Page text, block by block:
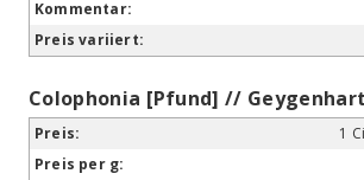
Colophonia [Pfund] //
1